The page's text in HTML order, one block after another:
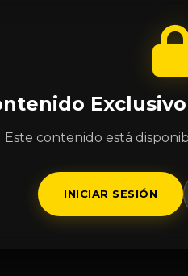
Este contenido está
INICIAR SESIÓN